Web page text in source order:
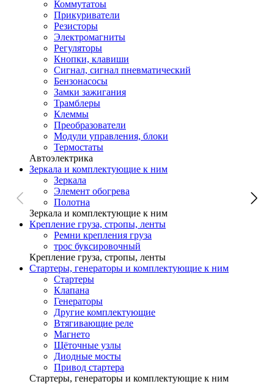
Коммутатоы
Прикуриватели
Резисторы
Электромагниты
Регуляторы
Кнопки, клавиши
Сигнал, сигнал пневматический
Бензонасосы
Замки зажигания
Трамблеры
Клеммы
Преобразователи
Модули управления, блоки
Термостаты
Автоэлектрика
Зеркала и комплектующие к ним
Зеркала
Элемент обогрева
Полотна
Зеркала и комплектующие к ним
Крепление груза, стропы, ленты
Ремни крепления груза
трос буксировочный
Крепление груза, стропы, ленты
Стартеры, генераторы и комплектующие к ним
Стартеры
Клапана
Генераторы
Другие комплектующие
Втягивающие реле
Магнето
Щёточные узлы
Диодные мосты
Привод стартера
Стартеры, генераторы и комплектующие к ним